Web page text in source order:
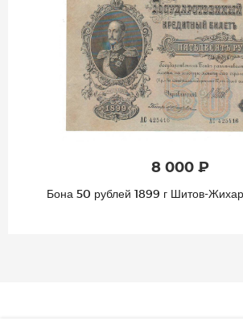
8 000 ₽
Бона 50 рублей 1899 г Шитов-